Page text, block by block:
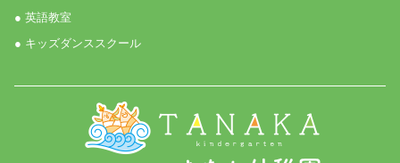
● 英語教室
● キッズダンススクール